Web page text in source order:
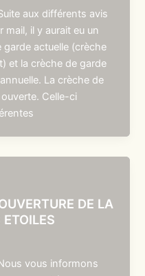
aux différents avis
il y aurait eu un
garde actuelle (crèche
et la crèche de garde
La crèche de
Celle-ci
DE LA
vous informons